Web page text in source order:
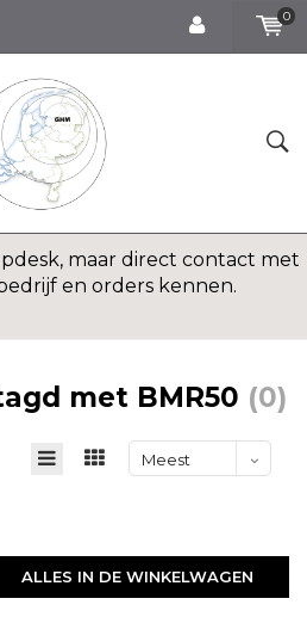
0
maar direct contact met
en orders kennen.
met BMR50 (0)
Meest
ALLES IN DE WINKELWAGEN